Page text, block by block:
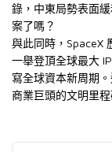
錄，中東局勢表面
案了嗎？
與此同時， SpaceX
一舉登頂全球最大
寫全球資本新周期
商業巨頭的文明里程